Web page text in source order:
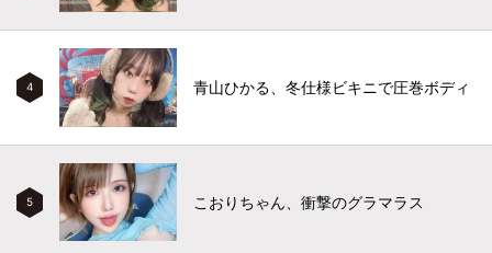
4 青山ひかる、冬仕様ビキニで圧巻ボディ
5 こおりちゃん、衝撃のグラマラス